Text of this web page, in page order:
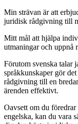
Min strävan är att
juridisk rådgivning till
Mitt mål att hjälpa
utmaningar och uppnå
Förutom svenska talar
språkkunskaper gör
rådgivning till en
ärenden effektivt.
Oavsett om du
engelska, kan du vara